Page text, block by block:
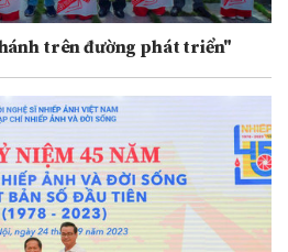
trên đường phát triển"